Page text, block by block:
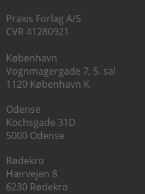
Praxis Forlag A/S
CVR 41280921
København
Vognmagergade 7, 5. sal
1120 København K
Odense
Kochsgade 31D
5000 Odense
Rødekro
Hærvejen 8
6230 Rødekro